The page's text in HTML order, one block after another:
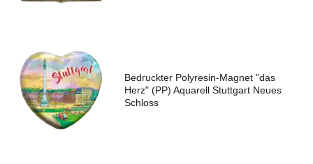
Bedruckter Polyresin-Magnet "das
Herz" (PP) Aquarell Stuttgart Neues
Schloss
Senden